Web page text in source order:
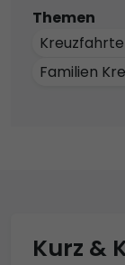
Themen
Familien
Kurz &